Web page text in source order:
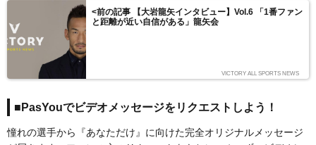
<前の記事 【大岩龍矢インタビュー】Vol.6 「1番ファン
と距離が近い自信がある」龍矢会
VICTORY ALL SPORTS NEWS
■PasYouでビデオメッセージをリクエストしよう！
憧れの選手から『あなただけ』に向けた完全オリジナルメッセージ